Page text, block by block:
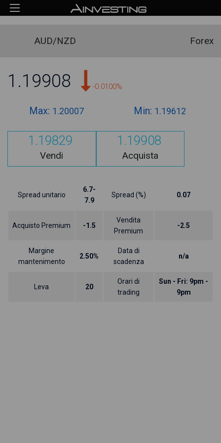
AUD/NZD Forex
1.19908 -0.0100%
Max: 1.20007 Min: 1.19612
1.19829
Vendi
1.19908
Acquista
Spread unitario
6.7-
7.9
Spread (%) 0.07
Acquisto Premium -1.5
Vendita
Premium
-2.5
Margine
mantenimento
2.50%
Data di
scadenza
n/a
Leva 20
Orari di
trading
Sun - Fri: 9pm -
9pm